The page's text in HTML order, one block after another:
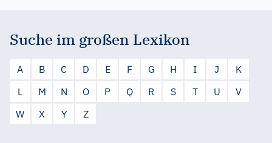
Suche im großen Lexikon
A B C D E F G H I J
K
L
M N O P Q R S T U
V
W
X Y Z